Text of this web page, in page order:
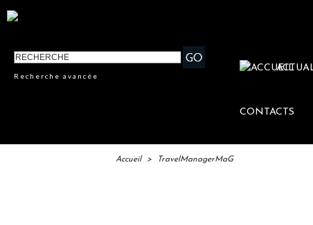
Recherche avancée
CONTACTS
Accueil > TravelManagerMaG